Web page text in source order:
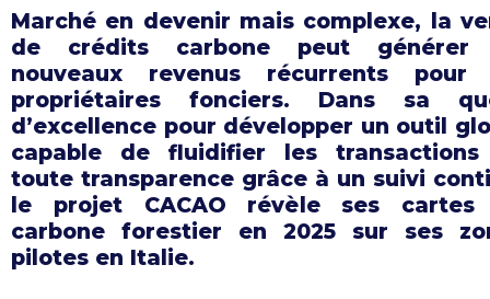
Marché en devenir mais complexe, la
de crédits carbone peut générer
nouveaux revenus récurrents pour
propriétaires fonciers. Dans sa
d’excellence pour développer un outil
capable de fluidifier les transactions
toute transparence grâce à un suivi
le projet CACAO révèle ses cartes
carbone forestier en 2025 sur ses
pilotes en Italie.